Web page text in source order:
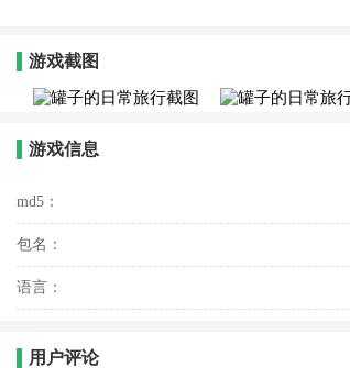
游戏截图
游戏信息
md5：
包名：
语言：
用户评论